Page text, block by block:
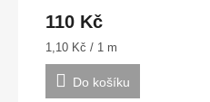
110 Kč
Měrná
cena:
1,10 Kč / 1 m
Do košíku